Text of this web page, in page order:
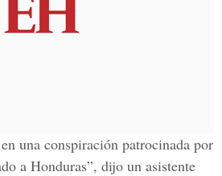
una conspiración patrocinada por
a Honduras”, dijo un asistente